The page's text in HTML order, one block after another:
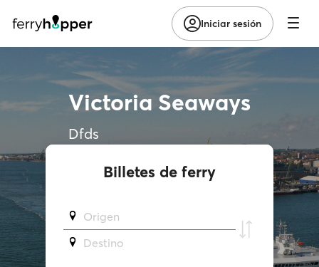
Iniciar sesión
Victoria Seaways
Dfds
Billetes de ferry
Origen
Destino